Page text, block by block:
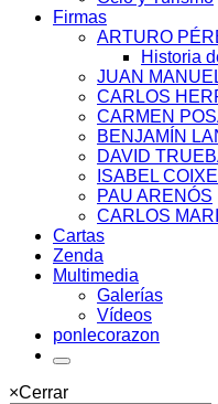
Firmas
ARTURO
Historia
JUAN
CARLOS
CARMEN
BENJAMÍN
DAVID
ISABEL
PAU ARENÓS
CARLOS
Cartas
Zenda
Multimedia
Galerías
Vídeos
ponlecorazon
×Cerrar